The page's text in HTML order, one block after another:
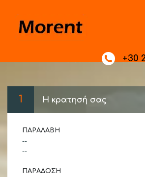
+30
1 Η κρατησή σας
ΠΑΡΑΛΑΒΉ
--
--
ΠΑΡΆΔΟΣΗ